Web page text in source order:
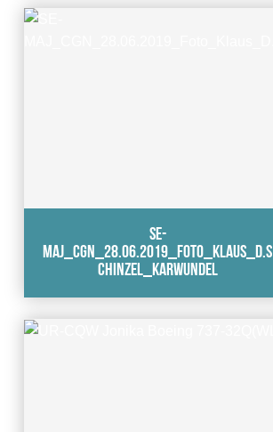
SE-
MAJ_CGN_28.06.2019_Foto_Klaus_D.S
chinzel_karwundel